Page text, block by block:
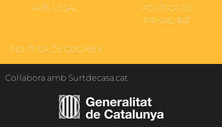
AVÍS LEGAL
POLÍTICA DE
PRIVACITAT
POLÍTICA DE COOKIES
Col·labora amb Surtdecasa.cat